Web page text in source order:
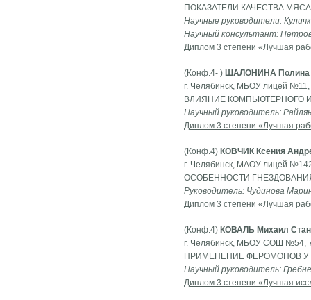
ПОКАЗАТЕЛИ КАЧЕСТВА
Научные руководители:
Научный консультант:
Диплом 3 степени «Лучшая
(Конф.4- ) ШАЛОНИНА Полина
г. Челябинск, МБОУ лицей №11,
ВЛИЯНИЕ КОМПЬЮТЕРНОГО
Научный руководитель:
Диплом 3 степени «Лучшая
(Конф.4) КОВЧИК Ксения
г. Челябинск, МАОУ лицей
ОСОБЕННОСТИ
Руководитель: Чудинова
Диплом 3 степени «Лучшая
(Конф.4) КОВАЛЬ Михаил
г. Челябинск, МБОУ СОШ №54,
ПРИМЕНЕНИЕ ФЕРОМОНОВ У
Научный руководитель:
Диплом 3 степени «Лучшая